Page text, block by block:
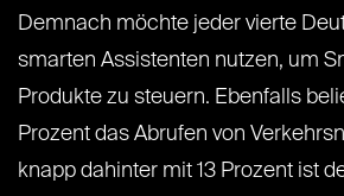
Demnach möchte jeder vierte
smarten Assistenten nutzen, um
Produkte zu steuern. Ebenfalls
Prozent das Abrufen von
knapp dahinter mit 13 Prozent ist